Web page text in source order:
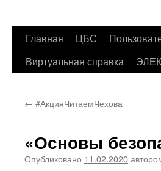
Перейти
Главная ЦБС
Виртуальная справка
← #АкцияЧитаемЧехова
«Основы
Опубликовано 11.02.2020